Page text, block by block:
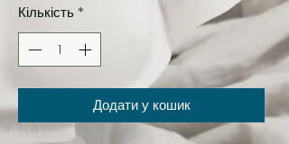
Кількість *
Додати у кошик